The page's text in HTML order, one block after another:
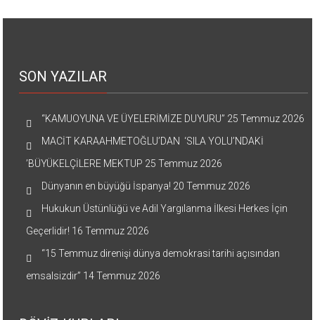
SON YAZILAR
“KAMUOYUNA VE ÜYELERİMİZE DUYURU” 25 Temmuz 2026
MACİT KARAAHMETOĞLU’DAN ‘SILA YOLU’NDAKİ
’BÜYÜKELÇİLERE MEKTUP 25 Temmuz 2026
Dünyanın en büyüğü İspanya! 20 Temmuz 2026
Hukukun Üstünlüğü ve Adil Yargılanma İlkesi Herkes İçin
Geçerlidir! 16 Temmuz 2026
“15 Temmuz direnişi dünya demokrasi tarihi açısından
emsalsizdir” 14 Temmuz 2026